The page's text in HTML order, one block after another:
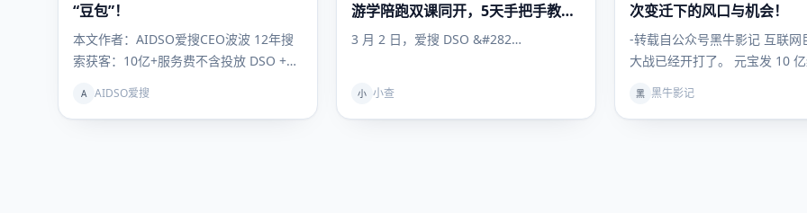
“豆包”！
本文作者：AIDSO爱搜CEO波波 12年搜
索获客：10亿+服务费不含投放 DSO +
A AIDSO爱搜
游学陪跑双课同开，5天手把手教会
你抢占搜索流量
3 月 2 日，爱搜 DSO &#282…
小 小查
次变迁下的风口与机会！
-转载自公众号黑牛影记 互联网
大战已经开打了。 元宝发 10
黑 黑牛影记